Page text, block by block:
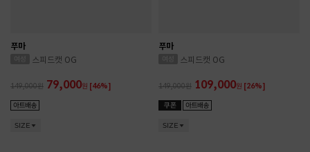
푸마
스피드캣 OG
149,000 79,000원 [46%]
SIZE
푸마
스피드캣 OG
149,000 109,000원 [26%]
SIZE